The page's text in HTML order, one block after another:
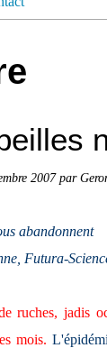
2007par
abandonnent
Futura-
ruches, jadis
mois.